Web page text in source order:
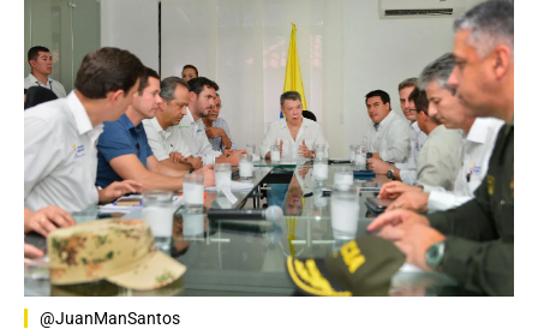
@JuanManSantos